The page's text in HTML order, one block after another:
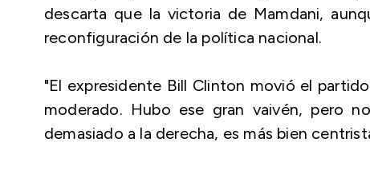
descarta que la victoria de Mamdani,
reconfiguración de la política nacional.
"El expresidente Bill Clinton movió el
moderado. Hubo ese gran vaivén, pero
demasiado a la derecha, es más bien